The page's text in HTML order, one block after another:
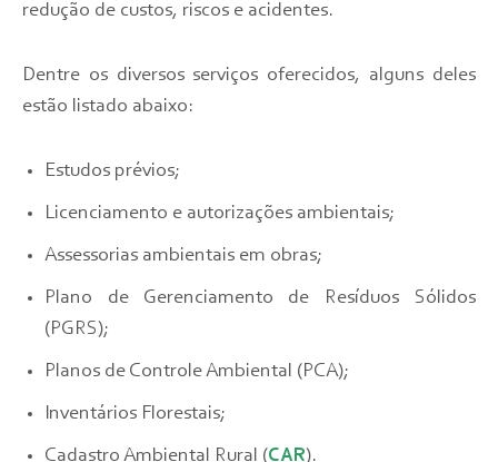
redução de custos, riscos e acidentes.
Dentre os diversos serviços oferecidos, alguns deles
estão listado abaixo:
Estudos prévios;
Licenciamento e autorizações ambientais;
Assessorias ambientais em obras;
Plano de Gerenciamento de Resíduos Sólidos
(PGRS);
Planos de Controle Ambiental (PCA);
Inventários Florestais;
Cadastro Ambiental Rural (CAR).